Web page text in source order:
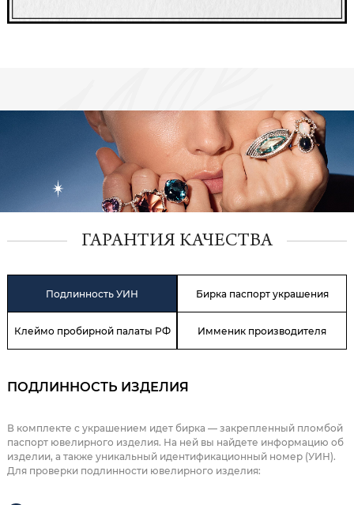
ГАРАНТИЯ КАЧЕСТВА
Подлинность УИН Бирка паспорт украшения
Клеймо пробирной палаты РФ Имменик производителя
ПОДЛИННОСТЬ ИЗДЕЛИЯ
В комплекте с украшением идет бирка — закрепленный пломбой
паспорт ювелирного изделия. На ней вы найдете информацию об
изделии, а также уникальный идентификационный номер (УИН).
Для проверки подлинности ювелирного изделия: